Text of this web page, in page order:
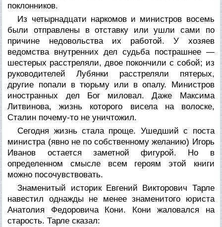
поклонников.
Из четырнадцати наркомов и министров восемь
были отправлены в отставку или ушли сами по
причине недовольства их работой. У хозяев
ведомства внутренних дел судьба пострашнее —
шестерых расстреляли, двое покончили с собой; из
руководителей Лубянки расстреляли пятерых,
другие попали в тюрьму или в опалу. Министров
иностранных дел Бог миловал. Даже Максима
Литвинова, жизнь которого висела на волоске,
Сталин почему-то не уничтожил.
Сегодня жизнь стала проще. Ушедший с поста
министра (явно не по собственному желанию) Игорь
Иванов остается заметной фигурой. Но в
определенном смысле всем героям этой книги
можно посочувствовать.
Знаменитый историк Евгений Викторович Тарле
навестил однажды не менее знаменитого юриста
Анатолия Федоровича Кони. Кони жаловался на
старость. Тарле сказал: